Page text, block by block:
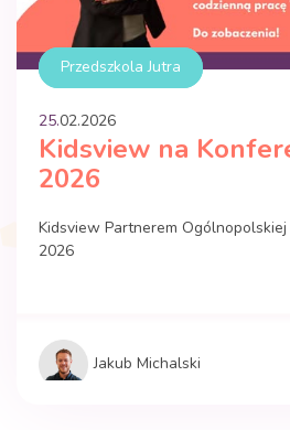
Przedszkola Jutra
25.02.2026
Kidsview na
2026
Kidsview Partnerem Ogólnopolskiej
2026
Jakub Michalski